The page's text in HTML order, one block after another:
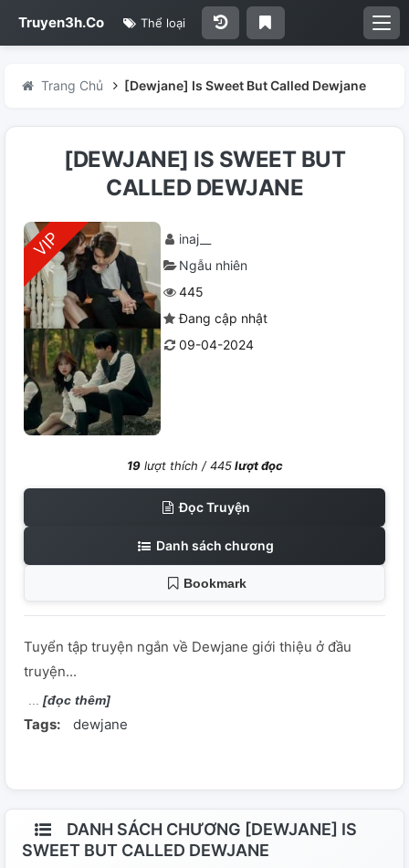
Truyen3h.Co Thể loại
Trang Chủ [Dewjane] Is Sweet But Called Dewjane
[DEWJANE] IS SWEET BUT
CALLED DEWJANE
inaj__
Ngẫu nhiên
445
Đang cập nhật
09-04-2024
19lượt thích /445lượt đọc
Đọc Truyện
Danh sách chương
Bookmark
Tuyển tập truyện ngắn về Dewjane giới thiệu ở đầu
truyện...
[đọc thêm]
Tags: dewjane
DANH SÁCH CHƯƠNG [DEWJANE] IS
SWEET BUT CALLED DEWJANE